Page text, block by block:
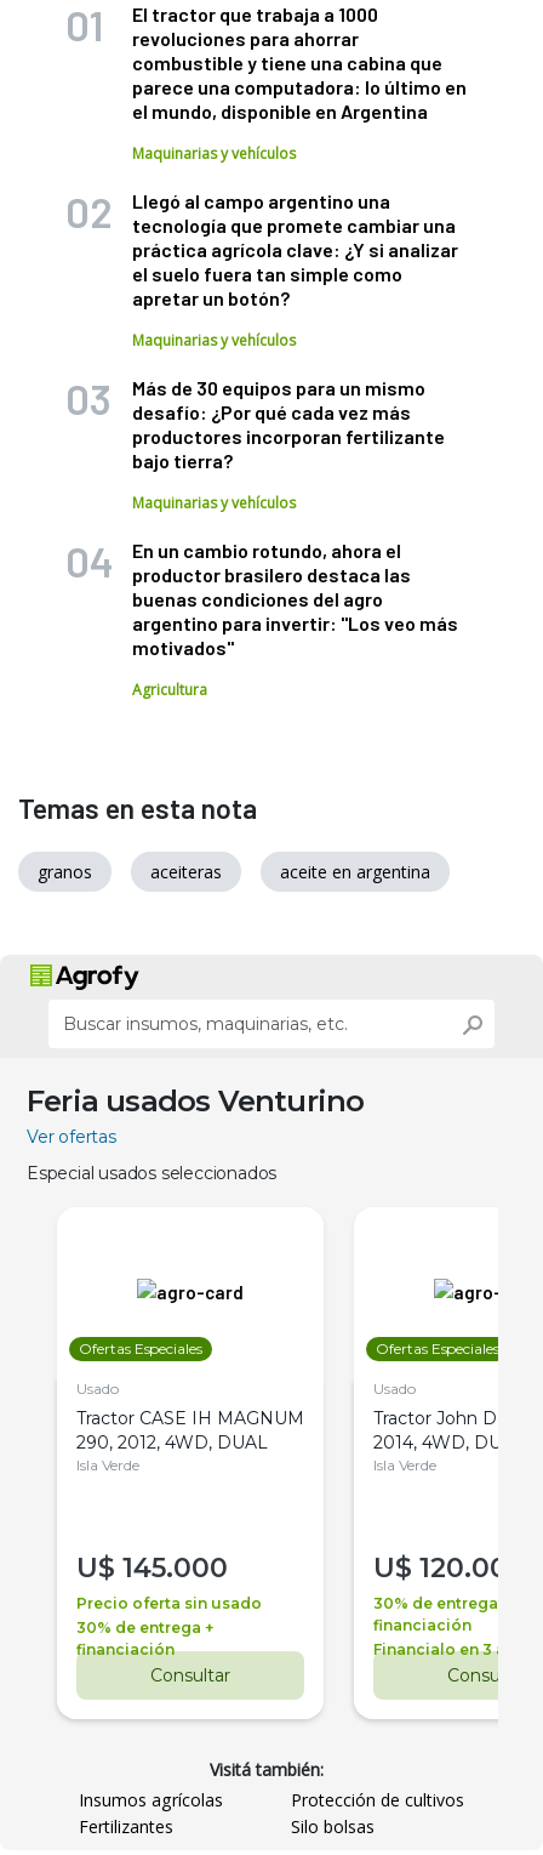
El tractor que trabaja a 1000
revoluciones para ahorrar
combustible y tiene una cabina que
parece una computadora: lo último en
el mundo, disponible en Argentina
Maquinarias y vehículos
Llegó al campo argentino una
tecnología que promete cambiar una
práctica agrícola clave: ¿Y si analizar
el suelo fuera tan simple como
apretar un botón?
Maquinarias y vehículos
Más de 30 equipos para un mismo
desafío: ¿Por qué cada vez más
productores incorporan fertilizante
bajo tierra?
Maquinarias y vehículos
En un cambio rotundo, ahora el
productor brasilero destaca las
buenas condiciones del agro
argentino para invertir: "Los veo más
motivados"
Agricultura
Temas en esta nota
granos aceiteras aceite en argentina
Feria usados Venturino
Ver ofertas
Especial usados seleccionados
Ofertas Especiales
Usado
Tractor CASE IH MAGNUM
290, 2012, 4WD, DUAL
Isla Verde
U$ 145.000
Precio oferta sin usado
30% de entrega +
financiación
Consultar
Ofertas Especiales
Usado
Tractor John Deere
2014, 4WD, DUAL
Isla Verde
U$ 120.000
30% de entrega +
financiación
Financialo en 3 años
Consultar
Visitá también:
Insumos agrícolas
Protección de cultivos
Fertilizantes
Silo bolsas